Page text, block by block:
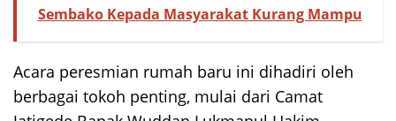
Sembako Kepada Masyarakat Kurang Mampu
Acara peresmian rumah baru ini dihadiri oleh
berbagai tokoh penting, mulai dari Camat